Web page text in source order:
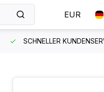
EUR
SCHNELLER